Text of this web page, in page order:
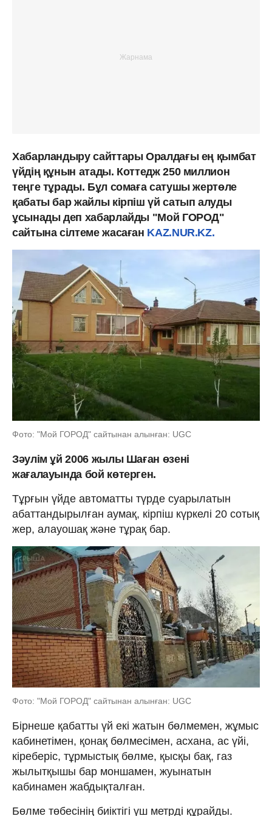
Хабарландыру сайттары Оралдағы ең қымбат
үйдің құнын атады. Коттедж 250 миллион
теңге тұрады. Бұл сомаға сатушы жертөле
қабаты бар жайлы кірпіш үй сатып алуды
ұсынады деп хабарлайды "Мой ГОРОД"
сайтына сілтеме жасаған KAZ.NUR.KZ.
Фото: "Мой ГОРОД" сайтынан алынған: UGC
Зәулім ұй 2006 жылы Шаған өзені
жағалауында бой көтерген.
Тұрғын үйде автоматты түрде суарылатын
абаттандырылған аумақ, кірпіш күркелі 20 сотық
жер, алауошақ және тұрақ бар.
Фото: "Мой ГОРОД" сайтынан алынған: UGC
Бірнеше қабатты үй екі жатын бөлмемен, жұмыс
кабинетімен, қонақ бөлмесімен, асхана, ас үйі,
кіреберіс, тұрмыстық бөлме, қысқы бақ, газ
жылытқышы бар моншамен, жуынатын
кабинамен жабдықталған.
Бөлме төбесінің биіктігі үш метрді құрайды.